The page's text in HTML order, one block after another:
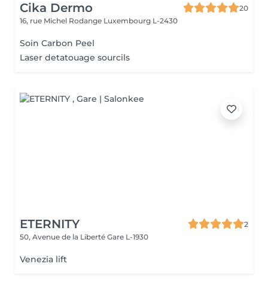
Cika Dermo
20
16, rue Michel Rodange Luxembourg L-2430
Soin Carbon Peel
Laser detatouage sourcils
ETERNITY
2
50, Avenue de la Liberté Gare L-1930
Venezia lift